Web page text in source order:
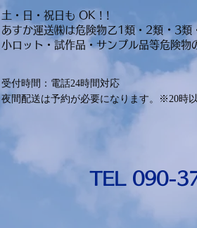
土・日・祝日も OK ! !
あすか運送㈱は危険物乙1類・2類 ・ 3類
小ロット・試作品・サンプル品等危険物
受付時間：電話24時間対応
夜間配送は予約が必要になります。※20時
​TEL 090-